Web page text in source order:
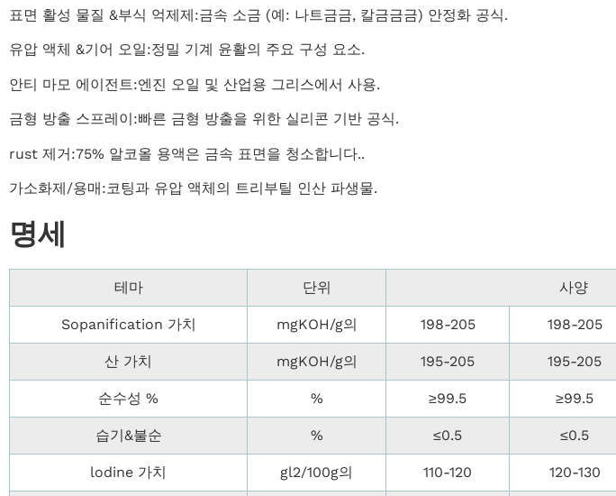
‌표면 활성 물질 &부식 억제제‌:금속 소금 (예: 나트금금, 칼금금금) 안정화 공식‌.
‌유압 액체 &기어 오일‌:정밀 기계 윤활의 주요 구성 요소‌.
안티 마모 에이전트‌:엔진 오일 및 산업용 그리스에서 사용‌.
금형 방출 스프레이‌:빠른 금형 방출을 위한 실리콘 기반 공식‌.
rust 제거‌:75% 알코올 용액은 금속 표면을 청소합니다.‌.
가소화제/용매‌:코팅과 유압 액체의 트리부틸 인산 파생물.
명세
테마 단위 사양
Sopanification 가치 mgKOH/g의 198-205 198-205
산 가치 mgKOH/g의 195-205 195-205
순수성 % % ≥99.5 ≥99.5
습기&불순 % ≤0.5 ≤0.5
lodine 가치 gl2/100g의 110-120 120-130